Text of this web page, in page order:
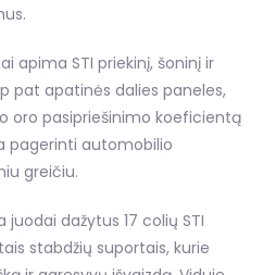
apima STI priekinį, šoninį ir
pat apatinės dalies paneles,
oro pasipriešinimo koeficientą
pagerinti automobilio
greičiu.
dažytus 17 colių STI
stabdžių suportais, kurie